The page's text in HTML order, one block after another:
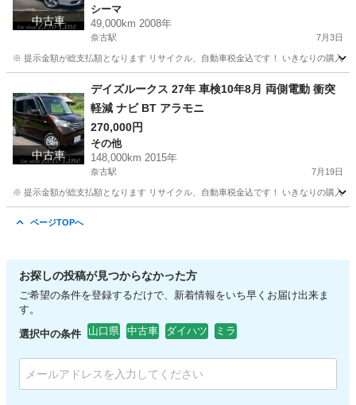
中古車
シーマ
49,000km 2008年
奈古駅 7月3日
※ 提示金額が総支払額となります リサイクル、自動車税金込です！ いきなりの購入
奈古駅 シーマ 後期
中古車
デイズルークス 27年 車検10年8月 両側電動 衝突
軽減 ナビ BT アラモニ
270,000円
その他
148,000km 2015年
奈古駅 7月19日
※ 提示金額が総支払額となります リサイクル、自動車税金込です！ いきなりの購入
ページTOPへ
お探しの投稿が見つからなかった方
ご希望の条件を登録するだけで、新着情報をいち早くお届け出来ま
す。
選択中の条件 山口県 中古車 ダイハツ ミラ